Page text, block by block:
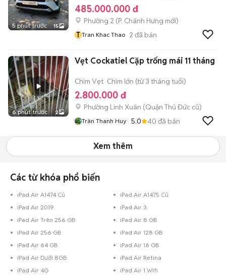
5 phút trước 15
485.000.000 đ
Phường 2 (P. Chánh Hưng mới)
T Tran Khac Thao 2 đã bán
6 phút trước 2
Vẹt Cockatiel Cặp trống mái 11 tháng
Chim Vẹt Chim lớn (từ 3 tháng tuổi)
2.800.000 đ
Phường Linh Xuân (Quận Thủ Đức cũ)
Trân Thanh Huy 5.0 40 đã bán
Xem thêm
Các từ khóa phổ biến
iPad Air A1474 Cũ
iPad Air A1475 Cũ
iPad Air 2019
iPad Air 3
iPad Air Trên 256 GB
iPad Air 8 GB
iPad Air 256 GB
iPad Air 128 GB
iPad Air 64 GB
iPad Air 16 GB
iPad Air Dưới 8GB
iPad Air Retina
iPad Air 4G
iPad Air 1 Wifi